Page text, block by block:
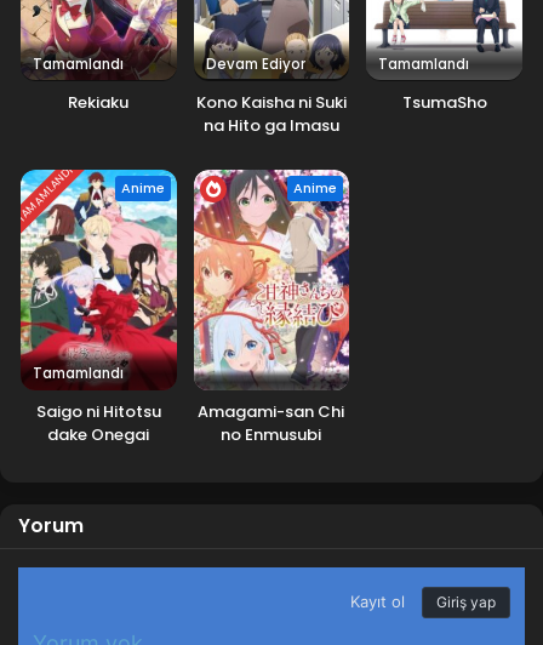
Tamamlandı
Rekiaku
Devam Ediyor
Kono Kaisha ni Suki
na Hito ga Imasu
Tamamlandı
TsumaSho
TAMAMLANDI Anime
Tamamlandı
Saigo ni Hitotsu
dake Onegai
Anime
Amagami-san Chi
no Enmusubi
Yorum